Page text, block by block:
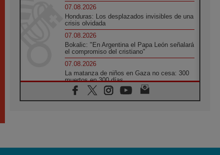
07.08.2026
Honduras: Los desplazados invisibles de una
crisis olvidada
07.08.2026
Bokalic: "En Argentina el Papa León señalará
el compromiso del cristiano"
07.08.2026
La matanza de niños en Gaza no cesa: 300
muertos en 300 días
07.08.2026
Tagle: La guerra desfigura el mundo, solo la